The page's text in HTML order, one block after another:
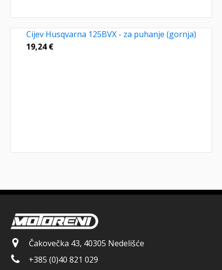
Cijev Husqvarna 125BVX - za puhanje (gornja)
19,24€
Čakovečka 43, 40305 Nedelišće
+385 (0)40 821 029